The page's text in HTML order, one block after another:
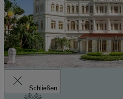
Schließen